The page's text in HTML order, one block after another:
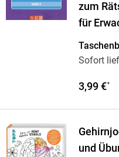
zum
für
Sofort
3,99 €*
und